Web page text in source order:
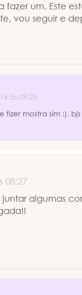
um. Este
vou seguir e
às 09:23
fizer mostra sim :). bjs
08:27
algumas